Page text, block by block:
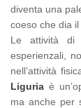
diventa una
coeso che dia
Le attività di
esperienzali,
nell’attività
Liguria è
ma anche per